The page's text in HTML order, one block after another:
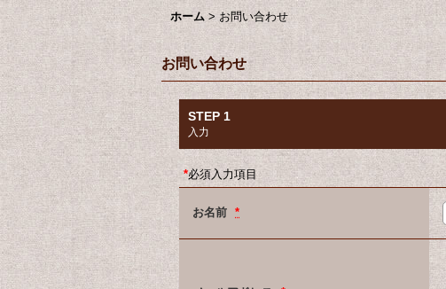
ホーム > お問い合わせ
お問い合わせ
STEP 1
入力
*必須入力項目
お名前 *